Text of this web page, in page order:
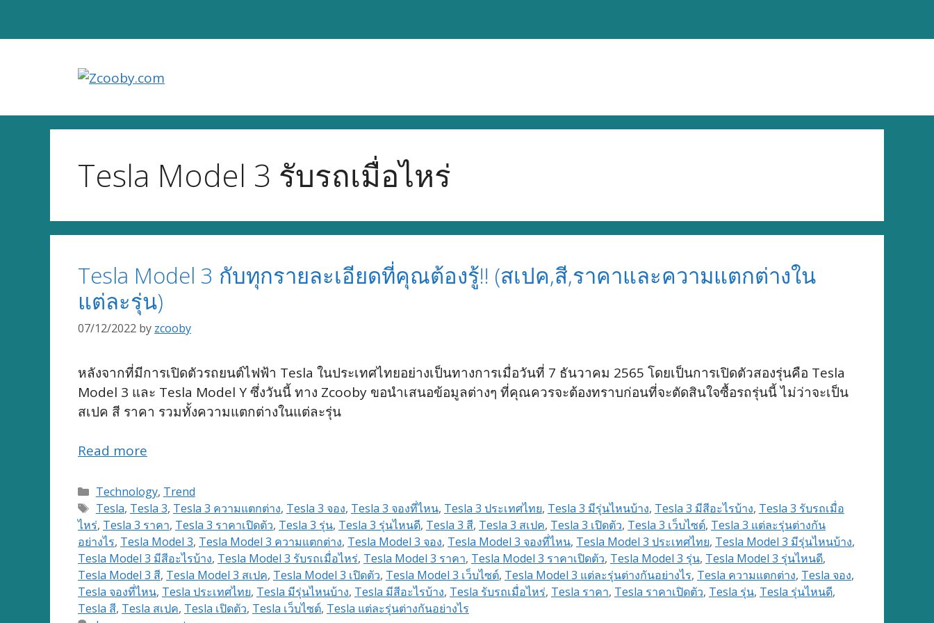
Tesla Model 3 รับรถเมื่อไหร่
Tesla Model 3 กับทุกรายละเอียดที่คุณต้องรู้!! (สเปค,สี,ราคาและความแตกต่างใน
แต่ละรุ่น)
07/12/2022 by zcooby
หลังจากที่มีการเปิดตัวรถยนต์ไฟฟ้า Tesla ในประเทศไทยอย่างเป็นทางการเมื่อวันที่ 7 ธันวาคม 2565 โดยเป็นการเปิดตัวสองรุ่นคือ Tesla
Model 3 และ Tesla Model Y ซึ่งวันนี้ ทาง Zcooby ขอนำเสนอข้อมูลต่างๆ ที่คุณควรจะต้องทราบก่อนที่จะตัดสินใจซื้อรถรุ่นนี้ ไม่ว่าจะเป็น
สเปค สี ราคา รวมทั้งความแตกต่างในแต่ละรุ่น
Read more
Categories
Technology, Trend
Tags
Tesla, Tesla 3, Tesla 3 ความแตกต่าง, Tesla 3 จอง, Tesla 3 จองที่ไหน, Tesla 3 ประเทศไทย, Tesla 3 มีรุ่นไหนบ้าง, Tesla 3 มีสีอะไรบ้าง, Tesla 3 รับรถเมื่อ
ไหร่, Tesla 3 ราคา, Tesla 3 ราคาเปิดตัว, Tesla 3 รุ่น, Tesla 3 รุ่นไหนดี, Tesla 3 สี, Tesla 3 สเปค, Tesla 3 เปิดตัว, Tesla 3 เว็บไซต์, Tesla 3 แต่ละรุ่นต่างกัน
อย่างไร, Tesla Model 3, Tesla Model 3 ความแตกต่าง, Tesla Model 3 จอง, Tesla Model 3 จองที่ไหน, Tesla Model 3 ประเทศไทย, Tesla Model 3 มีรุ่นไหนบ้าง,
Tesla Model 3 มีสีอะไรบ้าง, Tesla Model 3 รับรถเมื่อไหร่, Tesla Model 3 ราคา, Tesla Model 3 ราคาเปิดตัว, Tesla Model 3 รุ่น, Tesla Model 3 รุ่นไหนดี,
Tesla Model 3 สี, Tesla Model 3 สเปค, Tesla Model 3 เปิดตัว, Tesla Model 3 เว็บไซต์, Tesla Model 3 แต่ละรุ่นต่างกันอย่างไร, Tesla ความแตกต่าง, Tesla จอง,
Tesla จองที่ไหน, Tesla ประเทศไทย, Tesla มีรุ่นไหนบ้าง, Tesla มีสีอะไรบ้าง, Tesla รับรถเมื่อไหร่, Tesla ราคา, Tesla ราคาเปิดตัว, Tesla รุ่น, Tesla รุ่นไหนดี,
Tesla สี, Tesla สเปค, Tesla เปิดตัว, Tesla เว็บไซต์, Tesla แต่ละรุ่นต่างกันอย่างไร